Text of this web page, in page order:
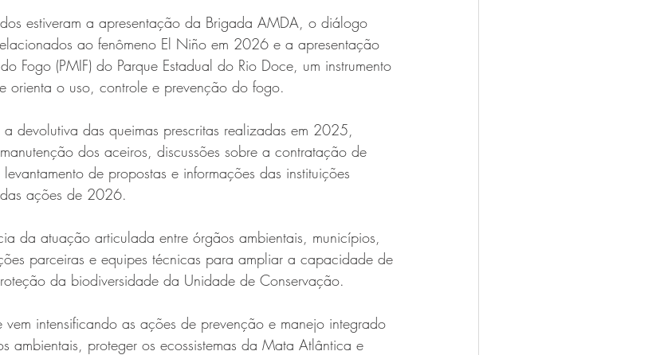
estiveram a apresentação da Brigada AMDA, o diálogo
ao fenômeno El Niño em 2026 e a apresentação
Fogo (PMIF) do Parque Estadual do Rio Doce, um instrumento
orienta o uso, controle e prevenção do fogo.
devolutiva das queimas prescritas realizadas em 2025,
dos aceiros, discussões sobre a contratação de
de propostas e informações das instituições
ações de 2026.
da atuação articulada entre órgãos ambientais, municípios,
parceiras e equipes técnicas para ampliar a capacidade de
da biodiversidade da Unidade de Conservação.
intensificando as ações de prevenção e manejo integrado
ambientais, proteger os ecossistemas da Mata Atlântica e